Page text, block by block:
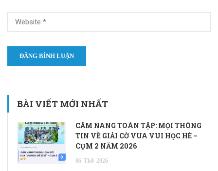
BÀI VIẾT MỚI NHẤT
CẨM NANG TOÀN TẬP: MỌI THÔNG
TIN VỀ GIẢI CỜ VUA VUI HỌC HÈ –
CỤM 2 NĂM 2026
06 Th8 2026